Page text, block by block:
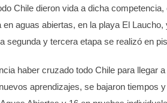
Chile dieron vida a dicha competencia,
aguas abiertas, en la playa El Laucho,
segunda y tercera etapa se realizó en
haber cruzado todo Chile para llegar
aprendizajes, se bajaron tiempos